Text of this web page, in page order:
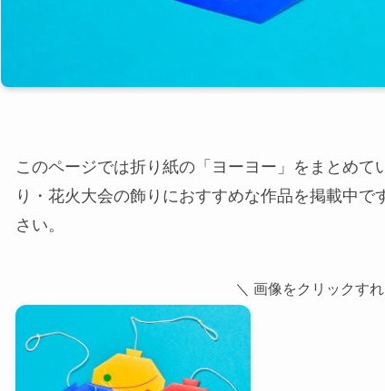
このページでは折り紙の「ヨーヨー」をまとめ
り・花火大会の飾りにおすすめな作品を掲載中
さい。
＼ 画像をクリックす